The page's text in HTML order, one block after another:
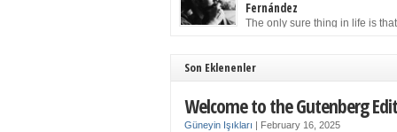
to solution may well be to get more sleep but
you get your 8 hours a night and still feel
Fernández
The only sure thing in life is that
sooner rather than later the leader of the
Revolution would succumb to that most strict
ways by the […]
Son Eklenenler
Welcome to the Gutenberg
Güneyin Işıkları February 16, 2025